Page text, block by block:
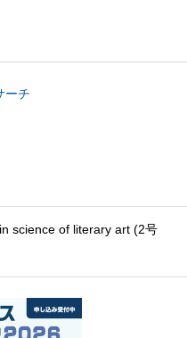
ーチ
science of literary art (2号